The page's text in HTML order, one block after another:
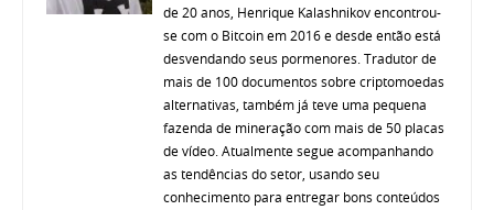
de 20 anos, Henrique Kalashnikov encontrou-
se com o Bitcoin em 2016 e desde então está
desvendando seus pormenores. Tradutor de
mais de 100 documentos sobre criptomoedas
alternativas, também já teve uma pequena
fazenda de mineração com mais de 50 placas
de vídeo. Atualmente segue acompanhando
as tendências do setor, usando seu
conhecimento para entregar bons conteúdos